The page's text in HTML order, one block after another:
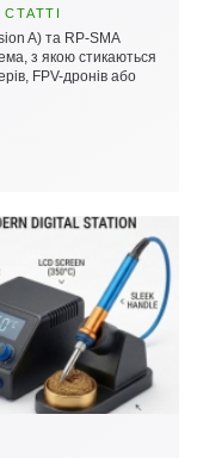
СТАТТІ
A) та RP-SMA
з якою стикаються
FPV-дронів або